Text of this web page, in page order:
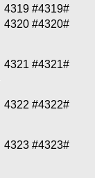
4319 #4319#
4320 #4320#
4321 #4321#
4322 #4322#
4323 #4323#